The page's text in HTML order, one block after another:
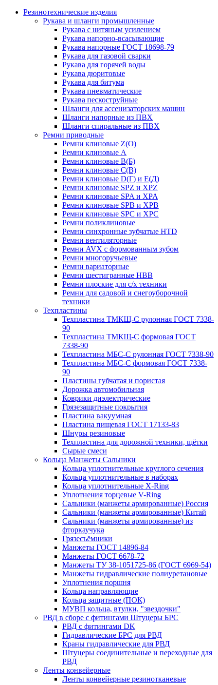
Резинотехнические изделия
Рукава и шланги промышленные
Рукава с нитяным усилением
Рукава напорно-всасывающие
Рукава напорные ГОСТ 18698-79
Рукава для газовой сварки
Рукава для горячей воды
Рукава дюритовые
Рукава для битума
Рукава пневматические
Рукава пескоструйные
Шланги для ассенизаторских машин
Шланги напорные из ПВХ
Шланги спиральные из ПВХ
Ремни приводные
Ремни клиновые Z(О)
Ремни клиновые А
Ремни клиновые В(Б)
Ремни клиновые С(В)
Ремни клиновые D(Г) и Е(Д)
Ремни клиновые SPZ и XPZ
Ремни клиновые SPA и XPA
Ремни клиновые SPB и XPB
Ремни клиновые SPC и XPC
Ремни поликлиновые
Ремни синхронные зубчатые HTD
Ремни вентиляторные
Ремни AVX с формованным зубом
Ремни многоручьевые
Ремни вариаторные
Ремни шестигранные HBB
Ремни плоские для с/х техники
Ремни для садовой и снегоуборочной
техники
Техпластины
Техпластина ТМКЩ-С рулонная ГОСТ 7338-
90
Техпластина ТМКЩ-С формовая ГОСТ
7338-90
Техпластина МБС-С рулонная ГОСТ 7338-90
Техпластина МБС-С формовая ГОСТ 7338-
90
Пластины губчатая и пористая
Дорожка автомобильная
Коврики диэлектрические
Грязезащитные покрытия
Пластина вакуумная
Пластина пищевая ГОСТ 17133-83
Шнуры резиновые
Техпластина для дорожной техники, щётки
Сырые смеси
Кольца Манжеты Сальники
Кольца уплотнительные круглого сечения
Кольца уплотнительные в наборах
Кольца уплотнительные Х-Ring
Уплотнения торцевые V-Ring
Сальники (манжеты армированные) Россия
Сальники (манжеты армированные) Китай
Сальники (манжеты армированные) из
фторкаучука
Грязесъёмники
Манжеты ГОСТ 14896-84
Манжеты ГОСТ 6678-72
Манжеты ТУ 38-1051725-86 (ГОСТ 6969-54)
Манжеты гидравлические полиуретановые
Уплотнения поршня
Кольца направляющие
Кольца защитные (ПОК)
МУВП кольца, втулки, "звездочки"
РВД в сборе с фитингами Штуцеры БРС
РВД с фитингами DK
Гидравлические БРС для РВД
Краны гидравлические для РВД
Штуцеры соединительные и переходные для
РВД
Ленты конвейерные
Ленты конвейерные резинотканевые